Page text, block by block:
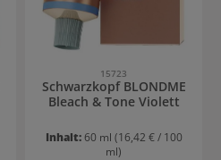
15723
Schwarzkopf BLONDME
Bleach & Tone Violett
Inhalt: 60 ml (16,42 € / 100
ml)